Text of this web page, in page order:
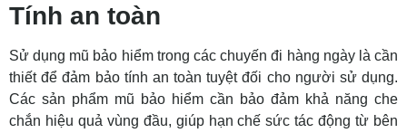
Tính an toàn
Sử dụng mũ bảo hiểm trong các chuyến đi hàng ngày là cần
thiết để đảm bảo tính an toàn tuyệt đối cho người sử dụng.
Các sản phẩm mũ bảo hiểm cần bảo đảm khả năng che
chắn hiệu quả vùng đầu, giúp hạn chế sức tác động từ bên